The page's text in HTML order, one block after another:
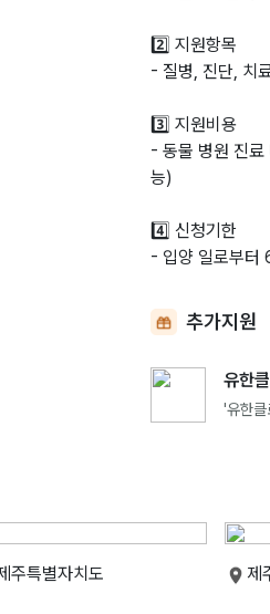
2️⃣ 지원항목
- 질병, 진단, 치
3️⃣ 지원비용
- 동물 병원 진료
능)
4️⃣ 신청기한
- 입양 일로부터
추가지원
유한
'유한
주특별자치도 제